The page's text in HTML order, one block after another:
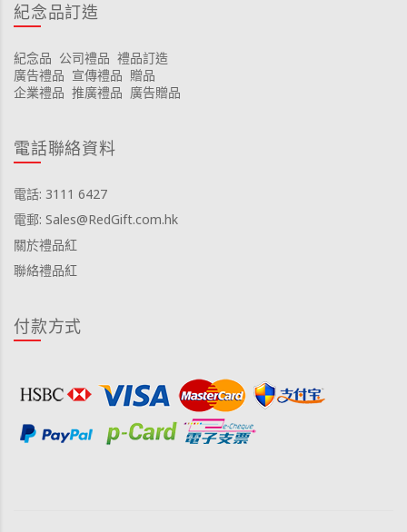
紀念品訂造
紀念品 公司禮品 禮品訂造
廣告禮品 宣傳禮品 贈品
企業禮品 推廣禮品 廣告贈品
電話聯絡資料
電話: 3111 6427
電郵: Sales@RedGift.com.hk
關於禮品紅
聯絡禮品紅
付款方式